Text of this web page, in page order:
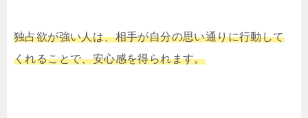
独占欲が強い人は、相手が自分の思い通りに行動して
くれることで、安心感を得られます。